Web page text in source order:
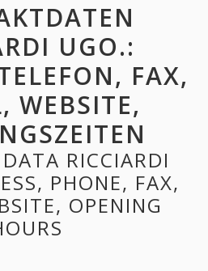
UGO.:
FAX,
WEBSITE,
RICCIARDI
PHONE, FAX,
OPENING